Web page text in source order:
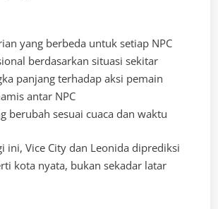
yang berbeda untuk setiap NPC
berdasarkan situasi sekitar
panjang terhadap aksi pemain
antar NPC
berubah sesuai cuaca dan waktu
ini, Vice City dan Leonida diprediksi
kota nyata, bukan sekadar latar